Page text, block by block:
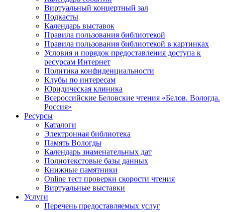
Виртуальный концертный зал
Подкасты
Календарь выставок
Правила пользования библиотекой
Правила пользования библиотекой в картинках
Условия и порядок предоставления доступа к
ресурсам Интернет
Политика конфиденциальности
Клубы по интересам
Юридическая клиника
Всероссийские Беловские чтения «Белов. Вологда.
Россия»
Ресурсы
Каталоги
Электронная библиотека
Память Вологды
Календарь знаменательных дат
Полнотекстовые базы данных
Книжные памятники
Online тест проверки скорости чтения
Виртуальные выставки
Услуги
Перечень предоставляемых услуг